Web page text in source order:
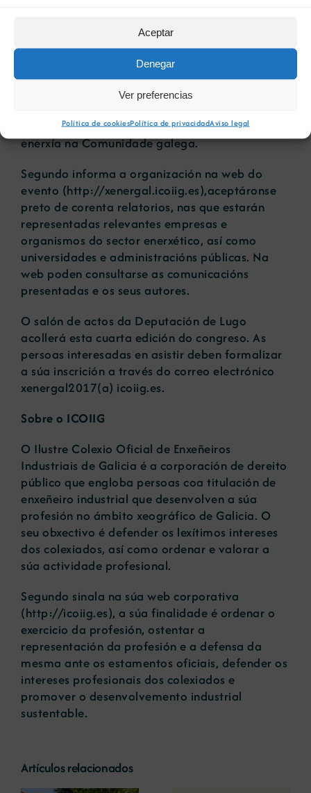
Aceptar
Denegar
Ver preferencias
Política de cookiesPolítica de privacidadAviso legal
Industriais de Galicia (ICOIIG) está a organizar
a cuarta edición do Congreso Galego de Xestión
Enerxética Xenergal 2017, que se desenvolverá
en Lugo os días 8 e 9 de novembro. A Cámara
Oficial Miniera de Galicia é unha das entidades
investigadores e profesionais do sector da
enerxía na Comunidade galega.
Segundo informa a organización na web do
evento (http://xenergal.icoiig.es),aceptáronse
preto de corenta relatorios, nas que estarán
representadas relevantes empresas e
organismos do sector enerxético, así como
universidades e administracións públicas. Na
web poden consultarse as comunicacións
presentadas e os seus autores.
O salón de actos da Deputación de Lugo
acollerá esta cuarta edición do congreso. As
persoas interesadas en asistir deben formalizar
a súa inscrición a través do correo electrónico
xenergal2017(a) icoiig.es.
Sobre o ICOIIG
O Ilustre Colexio Oficial de Enxeñeiros
Industriais de Galicia é a corporación de dereito
público que engloba persoas coa titulación de
enxeñeiro industrial que desenvolven a súa
profesión no ámbito xeográfico de Galicia. O
seu obxectivo é defender os lexítimos intereses
dos colexiados, así como ordenar e valorar a
súa actividade profesional.
Segundo sinala na súa web corporativa
(http://icoiig.es), a súa finalidade é ordenar o
exercicio da profesión, ostentar a
representación da profesión e a defensa da
mesma ante os estamentos oficiais, defender os
intereses profesionais dos colexiados e
promover o desenvolvemento industrial
sustentable.
Artículos relacionados